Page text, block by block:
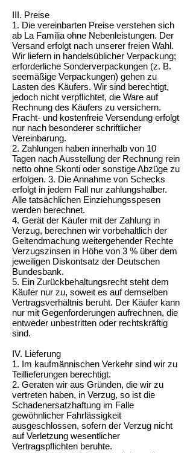
III. Preise
1. Die vereinbarten Preise verstehen sich
ab La Familia ohne Nebenleistungen. Der
Versand erfolgt nach unserer freien Wahl.
Wir liefern in handelsüblicher Verpackung;
erforderliche Sonderverpackungen (z. B.
seemäßige Verpackungen) gehen zu
Lasten des Käufers. Wir sind berechtigt,
jedoch nicht verpflichtet, die Ware auf
Rechnung des Käufers zu versichern.
Fracht- und kostenfreie Versendung erfolgt
nur nach besonderer schriftlicher
Vereinbarung.
2. Zahlungen haben innerhalb von 10
Tagen nach Ausstellung der Rechnung rein
netto ohne Skonti oder sonstige Abzüge zu
erfolgen. 3. Die Annahme von Schecks
erfolgt in jedem Fall nur zahlungshalber.
Alle tatsächlichen Einziehungsspesen
werden berechnet.
4. Gerät der Käufer mit der Zahlung in
Verzug, berechnen wir vorbehaltlich der
Geltendmachung weitergehender Rechte
Verzugszinsen in Höhe von 3 % über dem
jeweiligen Diskontsatz der Deutschen
Bundesbank.
5. Ein Zurückbehaltungsrecht steht dem
Käufer nur zu, soweit es auf demselben
Vertragsverhältnis beruht. Der Käufer kann
nur mit Gegenforderungen aufrechnen, die
entweder unbestritten oder rechtskräftig
sind.
IV. Lieferung
1. Im kaufmännischen Verkehr sind wir zu
Teillieferungen berechtigt.
2. Geraten wir aus Gründen, die wir zu
vertreten haben, in Verzug, so ist die
Schadenersatzhaftung im Falle
gewöhnlicher Fahrlässigkeit
ausgeschlossen, sofern der Verzug nicht
auf Verletzung wesentlicher
Vertragspflichten beruhte.